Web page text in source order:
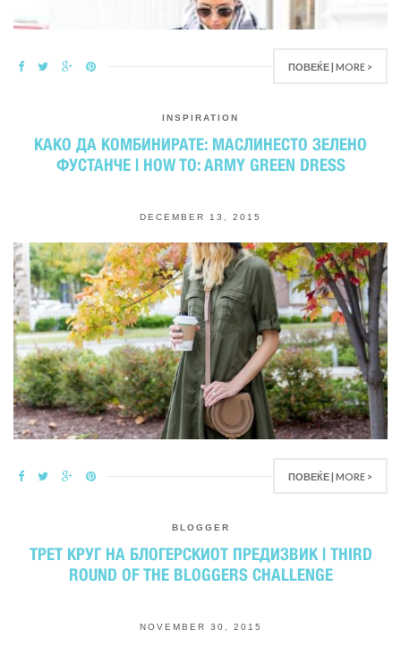
ПОВЕЌЕ | MORE >
INSPIRATION
КАКО ДА КОМБИНИРАТЕ: МАСЛИНЕСТО ЗЕЛЕНО
ФУСТАНЧЕ | HOW TO: ARMY GREEN DRESS
DECEMBER 13, 2015
ПОВЕЌЕ | MORE >
BLOGGER
ТРЕТ КРУГ НА БЛОГЕРСКИОТ ПРЕДИЗВИК | THIRD
ROUND OF THE BLOGGERS CHALLENGE
NOVEMBER 30, 2015